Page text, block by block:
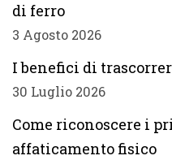
di ferro
3 Agosto 2026
I benefici di
30 Luglio 2026
Come riconoscere i
affaticamento fisico